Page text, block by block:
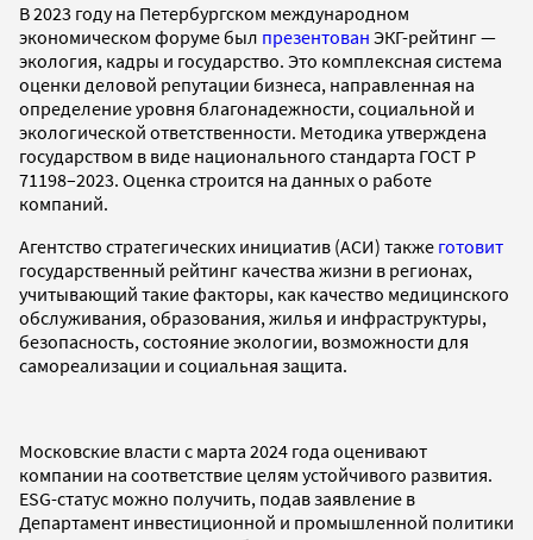
В 2023 году на Петербургском международном
экономическом форуме был презентован ЭКГ-рейтинг —
экология, кадры и государство. Это комплексная система
оценки деловой репутации бизнеса, направленная на
определение уровня благонадежности, социальной и
экологической ответственности. Методика утверждена
государством в виде национального стандарта ГОСТ Р
71198–2023. Оценка строится на данных о работе
компаний.
Агентство стратегических инициатив (АСИ) также готовит
государственный рейтинг качества жизни в регионах,
учитывающий такие факторы, как качество медицинского
обслуживания, образования, жилья и инфраструктуры,
безопасность, состояние экологии, возможности для
самореализации и социальная защита.
Московские власти с марта 2024 года оценивают
компании на соответствие целям устойчивого развития.
ESG-статус можно получить, подав заявление в
Департамент инвестиционной и промышленной политики